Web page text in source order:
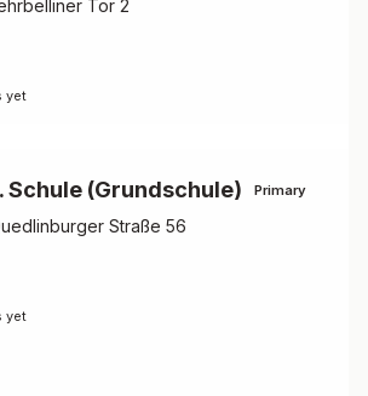
Tor 2
yet
Schule (Grundschule) Primary
Straße 56
yet